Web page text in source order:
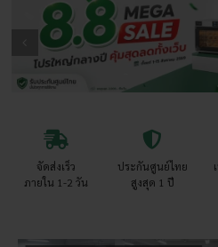
จัดส่งเร็ว
ภายใน 1-2 วัน
ประกันศูนย์ไทย
สูงสุด 1 ปี